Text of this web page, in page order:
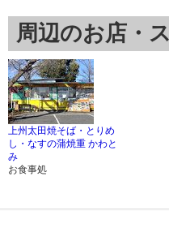
周辺のお店・
上州太田焼そば・とりめ
し・なすの蒲焼重 かわと
み
お食事処